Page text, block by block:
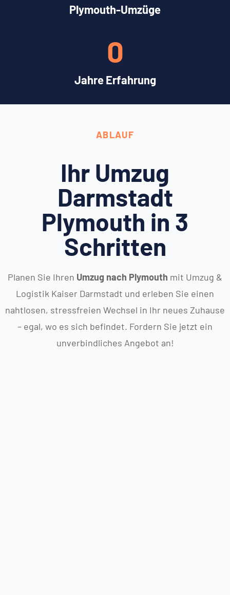
Plymouth-Umzüge
Jahre Erfahrung
0
ABLAUF
Ihr Umzug
Darmstadt
Plymouth in 3
Schritten
Planen Sie Ihren Umzug nach Plymouth mit Umzug &
Logistik Kaiser Darmstadt und erleben Sie einen
nahtlosen, stressfreien Wechsel in Ihr neues Zuhause
– egal, wo es sich befindet. Fordern Sie jetzt ein
unverbindliches Angebot an!